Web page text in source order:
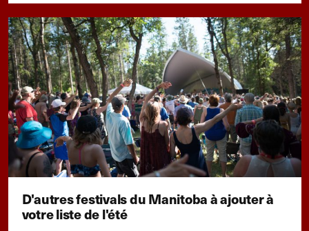
D'autres festivals du Manitoba à ajouter à
votre liste de l'été